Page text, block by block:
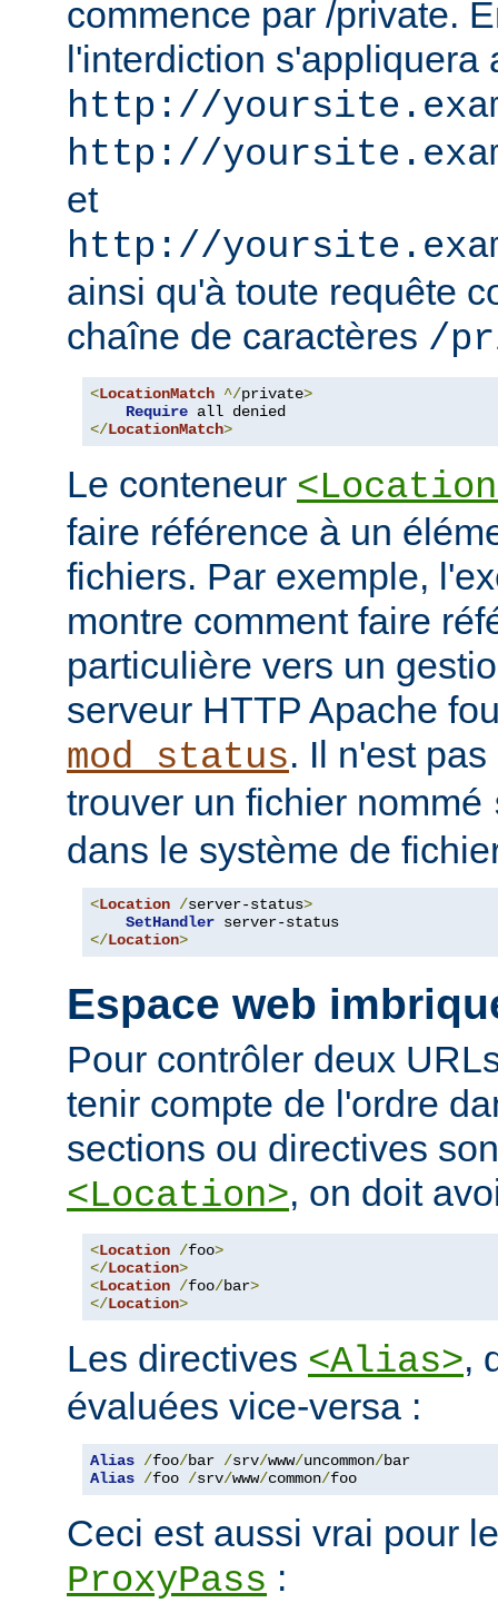
commence par /private.
l'interdiction s'appliquera
http://
http://
et
http://
ainsi qu'à toute requête
chaîne de caractères /
<LocationMatch ^/private>
Require
</LocationMatch>
Le conteneur
faire référence à un
fichiers. Par exemple,
montre comment faire
particulière vers un
serveur HTTP Apache
mod_status. Il n'est
trouver un fichier nommé
dans le système de
<Location /server-status>
SetHandler
</Location>
Espace web
Pour contrôler deux
tenir compte de l'ordre
sections ou directives
<Location>, on doit
<Location /foo>
</Location>
<Location /foo/bar>
</Location>
Les directives <Alias>,
évaluées vice-versa :
Alias /foo/bar /srv/www/uncommon/
Alias /foo /srv/www/common/foo
Ceci est aussi vrai pour
ProxyPass :